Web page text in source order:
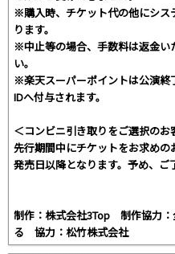
※購入時、チケット代の他にシス
ります。
※中止等の場合、手数料は返金い
い。
※楽天スーパーポイントは公演終
IDへ付与されます。
＜コンビニ引き取りをご選択のお
先行期間中にチケットをお求め
発売日以降となります。予め、ご
制作：株式会社3Top 制作協力
る 協力：松竹株式会社